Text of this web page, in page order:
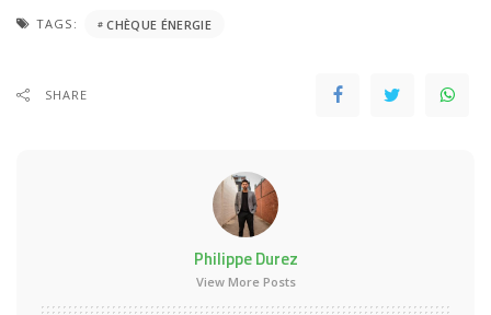
TAGS: CHÈQUE ÉNERGIE
SHARE
Philippe Durez
View More Posts